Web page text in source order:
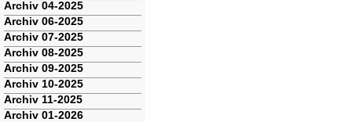
Archiv 04-2025
Archiv 06-2025
Archiv 07-2025
Archiv 08-2025
Archiv 09-2025
Archiv 10-2025
Archiv 11-2025
Archiv 01-2026